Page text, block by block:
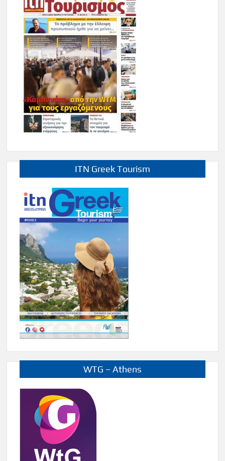
ITN Greek Tourism
WTG – Athens